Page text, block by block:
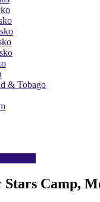
& Tobago
Stars Camp,